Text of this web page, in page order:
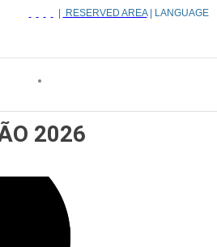
RESERVED AREA| LANGUAGE
2026